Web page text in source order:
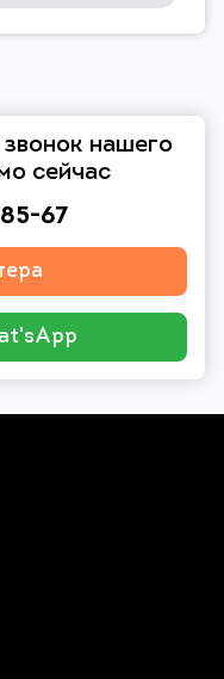
нашего
сейчас
67